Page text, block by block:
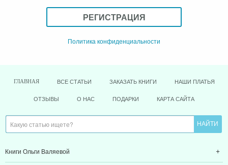
РЕГИСТРАЦИЯ
Политика конфиденциальности
ГЛАВНАЯ ВСЕ СТАТЬИ ЗАКАЗАТЬ КНИГИ НАШИ ПЛАТЬЯ
ОТЗЫВЫ О НАС ПОДАРКИ КАРТА САЙТА
Книги Ольги Валяевой